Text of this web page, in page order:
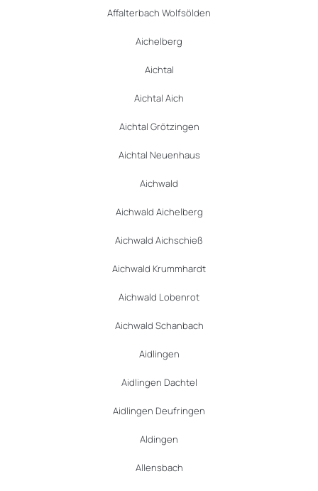
Affalterbach Wolfsölden
Aichelberg
Aichtal
Aichtal Aich
Aichtal Grötzingen
Aichtal Neuenhaus
Aichwald
Aichwald Aichelberg
Aichwald Aichschieß
Aichwald Krummhardt
Aichwald Lobenrot
Aichwald Schanbach
Aidlingen
Aidlingen Dachtel
Aidlingen Deufringen
Aldingen
Allensbach